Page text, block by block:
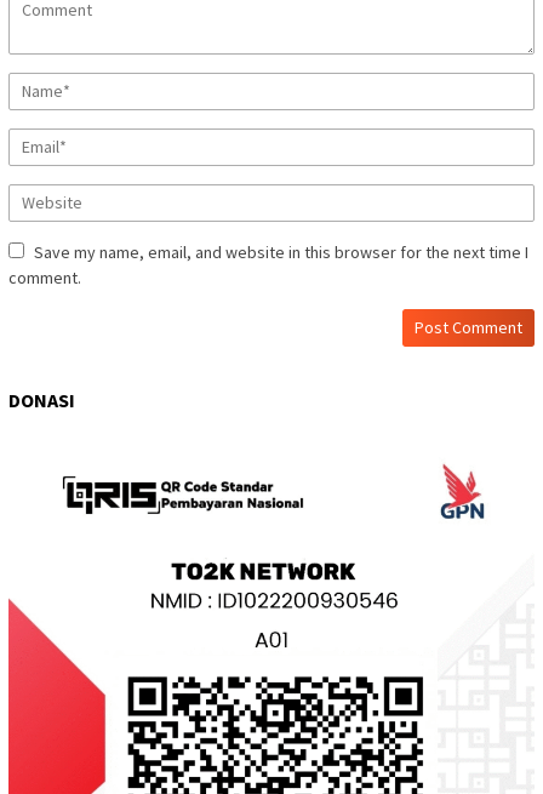
Save my name, email, and website in this browser for the next time I
comment.
DONASI